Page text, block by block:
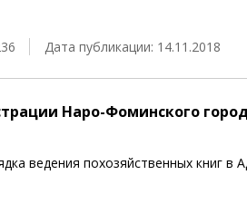
Дата публикации: 14.11.2018
Наро-Фоминского
ведения похозяйственных книг в